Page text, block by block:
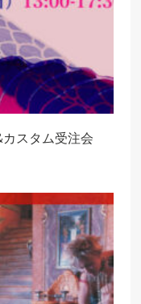
スタム受注会